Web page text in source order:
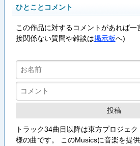
ひとことコメント
この作品に対するコメントがあれば一
接関係ない質問や雑談は掲示板へ)
トラック34曲目以降は東方プロジェ
様の曲です。 このMusicsに音楽を提